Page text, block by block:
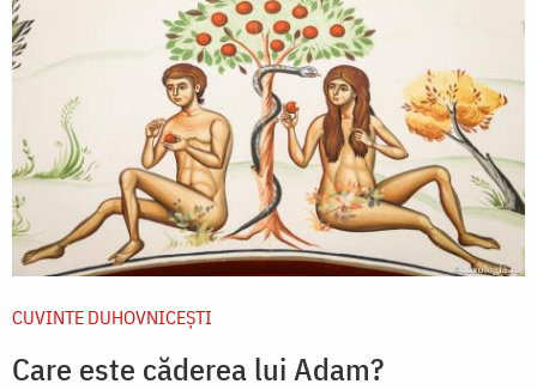
CUVINTE DUHOVNICEȘTI
Care este căderea lui Adam?